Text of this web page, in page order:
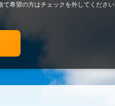
て希望の方はチェックを外してください